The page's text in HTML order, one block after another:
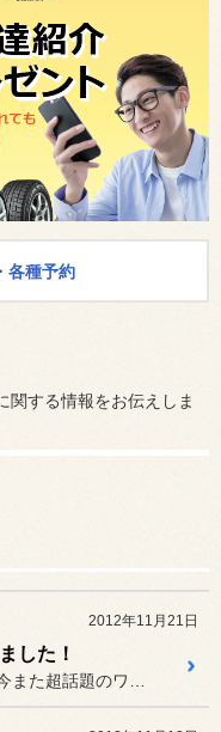
各種予約
関する情報をお伝えしま
2012年11月21日
した！